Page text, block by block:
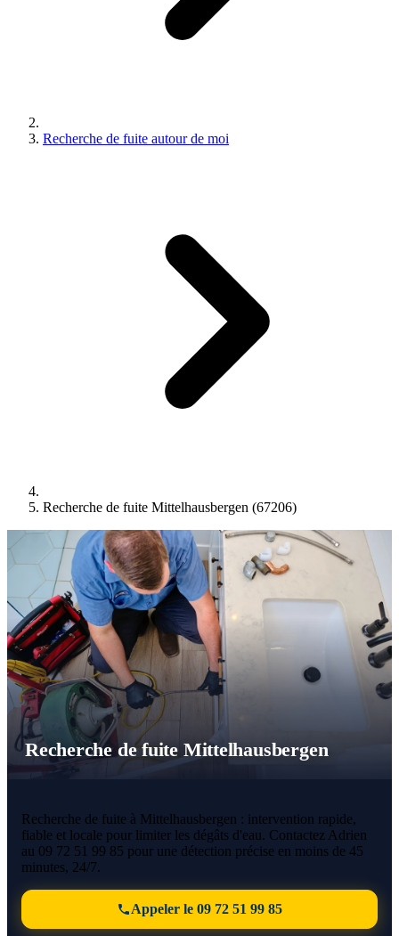
Recherche de fuite autour de moi
Recherche de fuite Mittelhausbergen (67206)
Recherche de fuite Mittelhausbergen
Recherche de fuite à Mittelhausbergen : intervention rapide,
fiable et locale pour limiter les dégâts d'eau. Contactez Adrien
au 09 72 51 99 85 pour une détection précise en moins de 45
minutes, 24/7.
Appeler le 09 72 51 99 85